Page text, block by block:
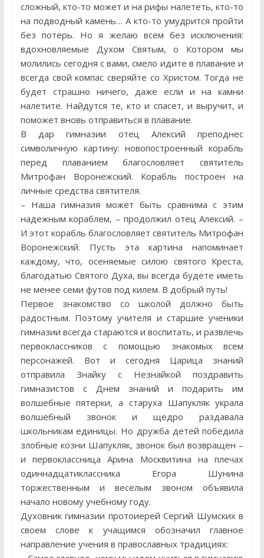
сложный, кто-то может и на рифы налететь, кто-то
на подводный камень… А кто-то умудрится пройти
без потерь. Но я желаю всем без исключения:
вдохновляемые Духом Святым, о Котором мы
молились сегодня с вами, смело идите в плавание и
всегда свой компас сверяйте со Христом. Тогда не
будет страшно ничего, даже если и на камни
налетите. Найдутся те, кто и спасет, и выручит, и
поможет вновь отправиться в плавание.
В дар гимназии отец Алексий преподнес
символичную картину: новопостроенный корабль
перед плаванием благословляет святитель
Митрофан Воронежский. Корабль построен на
личные средства святителя.
– Наша гимназия может быть сравнима с этим
надежным кораблем, – продолжил отец Алексий. –
И этот корабль благословляет святитель Митрофан
Воронежский. Пусть эта картина напоминает
каждому, что, осеняемые силою святого Креста,
благодатью Святого Духа, вы всегда будете иметь
не менее семи футов под килем. В добрый путь!
Первое знакомство со школой должно быть
радостным. Поэтому учителя и старшие ученики
гимназии всегда стараются и воспитать, и развлечь
первоклассников с помощью знакомых всем
персонажей. Вот и сегодня Царица знаний
отправила Знайку с Незнайкой поздравить
гимназистов с Днем знаний и подарить им
волшебные пятерки, а старуха Шапукляк украла
волшебный звонок и щедро раздавала
школьникам единицы. Но дружба детей победила
злобные козни Шапукляк, звонок был возвращен –
и первоклассница Арина Москвитина на плечах
одиннадцатиклассника Егора Шунина
торжественным и веселым звоном объявила
начало новому учебному году.
Духовник гимназии протоиерей Сергий Шумских в
своем слове к учащимся обозначил главное
направление учения в православных традициях: